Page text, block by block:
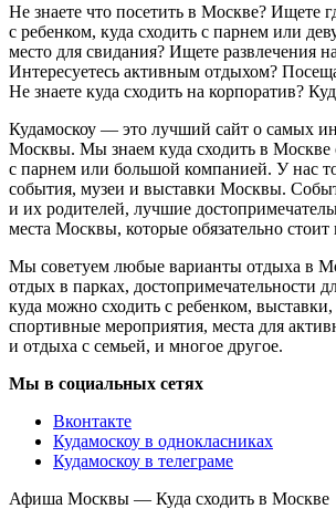
Не знаете что посетить в Москве? Ищете
с ребенком, куда сходить с парнем или
место для свидания? Ищете развлечения
Интересуетесь активным отдыхом?
Не знаете куда сходить на корпоратив?
Кудамоскоу — это лучший сайт о самых
Москвы. Мы знаем куда сходить в Москве
с парнем или большой компанией. У нас
события, музеи и выставки Москвы.
и их родителей, лучшие
места Москвы, которые обязательно стоит
Мы советуем любые варианты отдыха в
отдых в парках, достопримечательности
куда можно сходить с ребенком,
спортивные мероприятия, места для
и отдыха с семьей, и многое другое.
Мы в социальных сетях
Вконтакте
Кудамоскоу в однокласниках
Кудамоскоу в телеграме
Афиша Москвы — Куда сходить в Москве